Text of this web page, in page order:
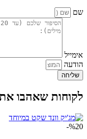
שם
אימייל
הודעה
שליחה
לקוחות שאהבו
%20-